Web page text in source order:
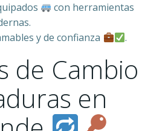
con herramientas
y de confianza
.
de Cambio
en